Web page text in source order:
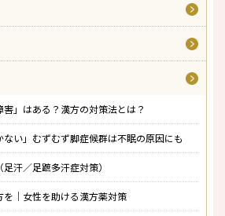
」はある？漢方の対策法とは？
ない」むずむず脚症候群は不眠の原因にも
汗／足蹠多汗症対策）
を｜女性を助ける漢方薬対策